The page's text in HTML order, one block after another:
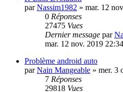
parNassim1982 » mar. 12
0 Réponses
27475 Vues
Dernier message par
mar. 12 nov. 2019 22:34
Problème android auto
parNain Mangeable » mer. 3
7 Réponses
29818 Vues